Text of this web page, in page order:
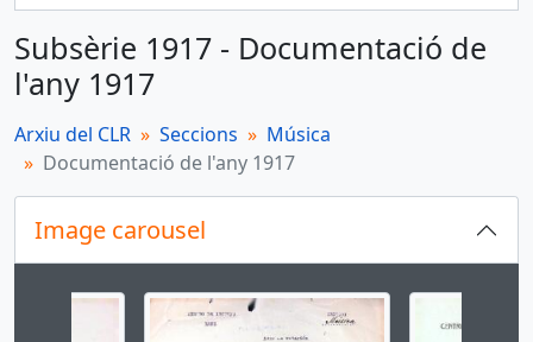
Subsèrie 1917 - Documentació de
l'any 1917
Arxiu del CLR Seccions
Música
Documentació de l'any 1917
Image carousel
Changing the current slide of this carousel will